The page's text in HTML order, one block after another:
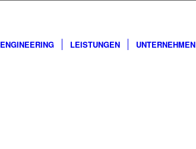
ENGINEERING LEISTUNGEN UNTERNEHMEN